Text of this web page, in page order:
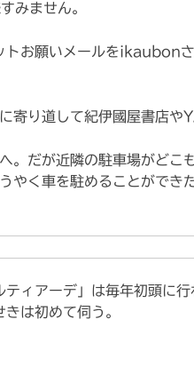
みません。
トお願いメールをikaubon
寄り道して紀伊國屋書店や
。だが近隣の駐車場がどこ
やく車を駐めることができ
ィアーデ」は毎年初頭に
は初めて伺う。